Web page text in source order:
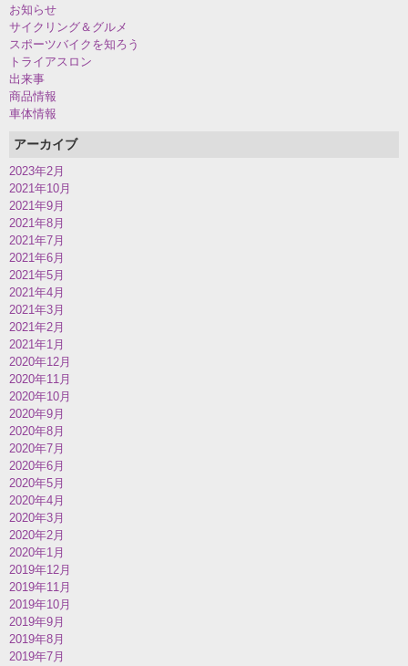
お知らせ
サイクリング＆グルメ
スポーツバイクを知ろう
トライアスロン
出来事
商品情報
車体情報
アーカイブ
2023年2月
2021年10月
2021年9月
2021年8月
2021年7月
2021年6月
2021年5月
2021年4月
2021年3月
2021年2月
2021年1月
2020年12月
2020年11月
2020年10月
2020年9月
2020年8月
2020年7月
2020年6月
2020年5月
2020年4月
2020年3月
2020年2月
2020年1月
2019年12月
2019年11月
2019年10月
2019年9月
2019年8月
2019年7月